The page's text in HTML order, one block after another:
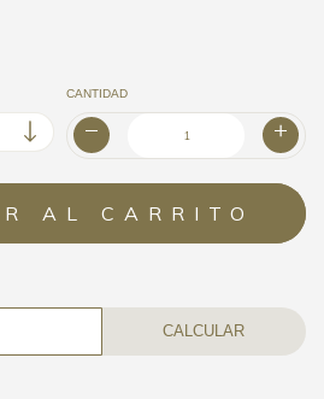
CANTIDAD
CALCULAR